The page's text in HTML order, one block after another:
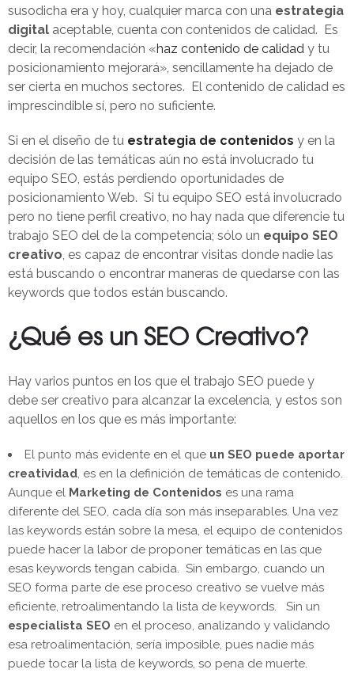
susodicha era y hoy, cualquier marca con una estrategia
digital aceptable, cuenta con contenidos de calidad. Es
decir, la recomendación «haz contenido de calidad y tu
posicionamiento mejorará», sencillamente ha dejado de
ser cierta en muchos sectores. El contenido de calidad es
imprescindible sí, pero no suficiente.
Si en el diseño de tu estrategia de contenidos y en la
decisión de las temáticas aún no está involucrado tu
equipo SEO, estás perdiendo oportunidades de
posicionamiento Web. Si tu equipo SEO está involucrado
pero no tiene perfil creativo, no hay nada que diferencie tu
trabajo SEO del de la competencia; sólo un equipo SEO
creativo, es capaz de encontrar visitas donde nadie las
está buscando o encontrar maneras de quedarse con las
keywords que todos están buscando.
¿Qué es un SEO Creativo?
Hay varios puntos en los que el trabajo SEO puede y
debe ser creativo para alcanzar la excelencia, y estos son
aquellos en los que es más importante:
El punto más evidente en el que un SEO puede aportar
creatividad, es en la definición de temáticas de contenido.
Aunque el Marketing de Contenidos es una rama
diferente del SEO, cada día son más inseparables. Una vez
las keywords están sobre la mesa, el equipo de contenidos
puede hacer la labor de proponer temáticas en las que
esas keywords tengan cabida. Sin embargo, cuando un
SEO forma parte de ese proceso creativo se vuelve más
eficiente, retroalimentando la lista de keywords. Sin un
especialista SEO en el proceso, analizando y validando
esa retroalimentación, sería imposible, pues nadie más
puede tocar la lista de keywords, so pena de muerte.